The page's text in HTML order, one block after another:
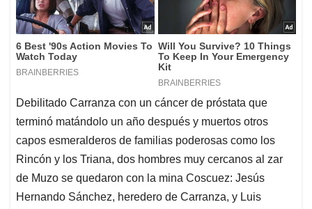
Debilitado Carranza con un cáncer de próstata que
terminó matándolo un año después y muertos otros
capos esmeralderos de familias poderosas como los
Rincón y los Triana, dos hombres muy cercanos al zar
de Muzo se quedaron con la mina Coscuez: Jesús
Hernando Sánchez, heredero de Carranza, y Luis